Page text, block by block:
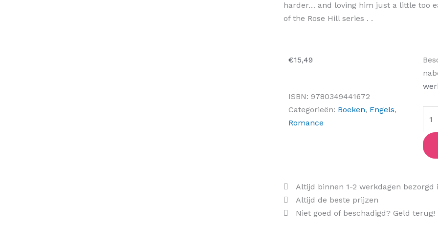
harder… and loving him just a little too
of the Rose Hill series . .
€15,49
ISBN: 9780349441672
Categorieën: Boeken, Engels,
Romance
Side
Altijd binnen 1-2 werkdagen bezorgd
Altijd de beste prijzen
Niet goed of beschadigd? Geld terug!